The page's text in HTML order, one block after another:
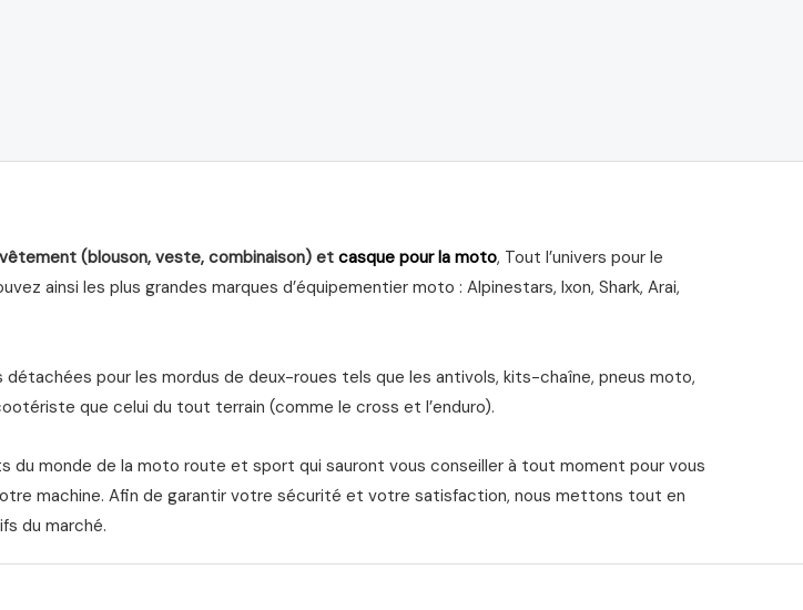
(blouson, veste, combinaison) et casque pour la moto, Tout l’univers pour le
ainsi les plus grandes marques d’équipementier moto : Alpinestars, Ixon, Shark, Arai,
pour les mordus de deux-roues tels que les antivols, kits-chaîne, pneus moto,
que celui du tout terrain (comme le cross et l’enduro).
du monde de la moto route et sport qui sauront vous conseiller à tout moment pour vous
machine. Afin de garantir votre sécurité et votre satisfaction, nous mettons tout en
du marché.